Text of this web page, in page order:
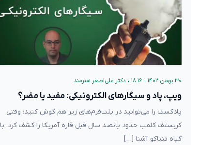
۳۰ بهمن ۱۴۰۲ – ۱۸:۱۶ • دکتر علی‌اصغر هنرمند
ویپ، پاد و سیگارهای الکترونیکی: مفید یا مضر؟
پادکست را می‌توانید در پلت‌فرم‌های زیر هم گوش کنید: وقتی
کریستف کلمب حدود پانصد سال قبل قاره آمریکا را کشف کرد، با
گیاه تنباکو آشنا […]